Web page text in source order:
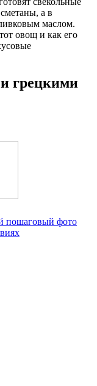
а в
маслом.
овощ и как его
грецкими
пошаговый фото